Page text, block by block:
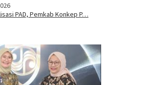
PAD, Pemkab Konkep P…